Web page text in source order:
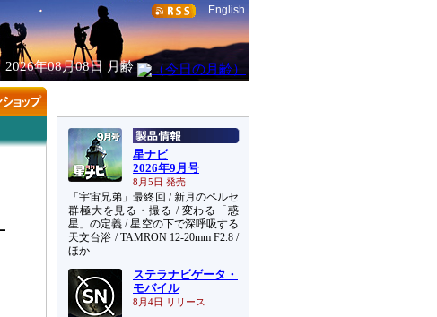
English
2026年08月08日 月齢
星ナビ
2026年9月号
8月5日 発売
「宇宙兄弟」最終回 / 新月のペルセ
群極大を見る・撮る / 変わる「惑
星」の定義 / 星空の下で深呼吸する
天文台浴 / TAMRON 12-20mm F2.8 /
ほか
ステラナビゲータ・
モバイル
8月4日 リリース